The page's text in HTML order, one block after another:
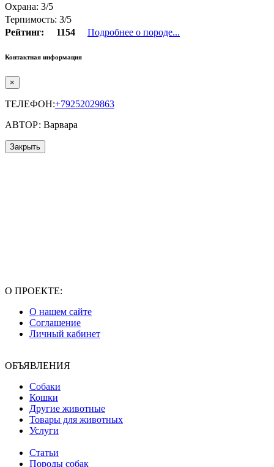
Охрана: 3/5
Терпимость: 3/5
Рейтинг:
1154 Подробнее о породе...
Контактная информация
×
ТЕЛЕФОН:+79252029863
АВТОР: Варвара
Закрыть
О ПРОЕКТЕ:
О нашем сайте
Соглашение
Личный кабинет
ОБЪЯВЛЕНИЯ
Собаки
Кошки
Другие животные
Товары для животных
Услуги
Статьи
Породы собак